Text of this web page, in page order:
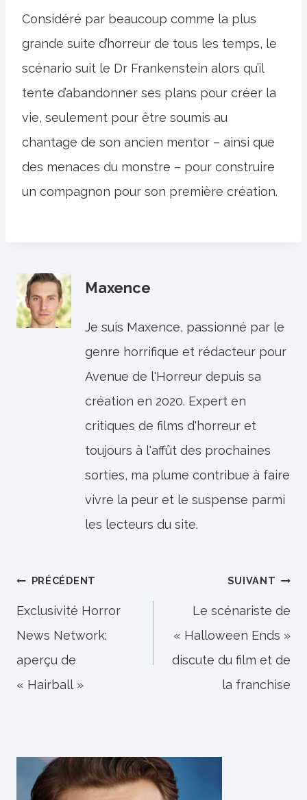
Considéré par beaucoup comme la plus
grande suite d’horreur de tous les temps, le
scénario suit le Dr Frankenstein alors qu’il
tente d’abandonner ses plans pour créer la
vie, seulement pour être soumis au
chantage de son ancien mentor – ainsi que
des menaces du monstre – pour construire
un compagnon pour son première création.
Maxence
Je suis Maxence, passionné par le
genre horrifique et rédacteur pour
Avenue de l'Horreur depuis sa
création en 2020. Expert en
critiques de films d'horreur et
toujours à l'affût des prochaines
sorties, ma plume contribue à faire
vivre la peur et le suspense parmi
les lecteurs du site.
Navigation
de
l’article
PRÉCÉDENT
Exclusivité Horror
News Network:
aperçu de
« Hairball »
SUIVANT
Le scénariste de
« Halloween Ends »
discute du film et de
la franchise